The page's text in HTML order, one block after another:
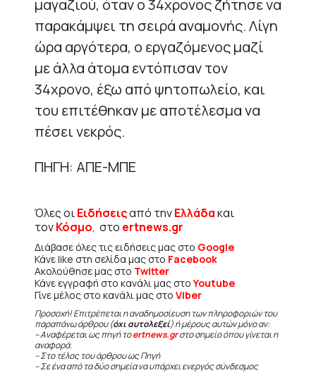
μαγαζιού, όταν ο 34χρονος ζήτησε να
παρακάμψει τη σειρά αναμονής. Λίγη
ώρα αργότερα, ο εργαζόμενος μαζί
με άλλα άτομα εντόπισαν τον
34χρονο, έξω από ψητοπωλείο, και
του επιτέθηκαν με αποτέλεσμα να
πέσει νεκρός.
ΠΗΓΗ: ΑΠΕ-ΜΠΕ
Όλες οιΕιδήσειςαπό τηνΕλλάδακαι
τονΚόσμο, στο ertnews.gr
Διάβασε όλες τις ειδήσεις μας στο Google
Κάνε like στη σελίδα μας στο Facebook
Ακολούθησε μας στο Twitter
Κάνε εγγραφή στο κανάλι μας στοYoutube
Γίνε μέλος στο κανάλι μας στο Viber
Προσοχή! Επιτρέπεται η αναδημοσίευση των πληροφοριών του
παραπάνω άρθρου (όχι αυτολεξεί) ή μέρους αυτών μόνο αν:
– Αναφέρεται ως πηγή τοertnews.grστο σημείο όπου γίνεται η
αναφορά.
– Στο τέλος του άρθρου ως Πηγή
– Σε ένα από τα δύο σημεία να υπάρχει ενεργός σύνδεσμος